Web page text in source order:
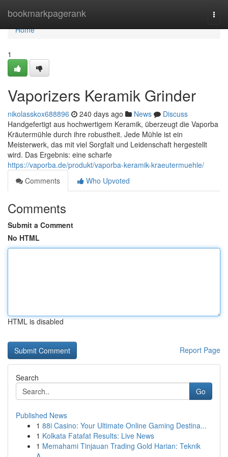
bookmarkpagerank
Home
Home
1
Vaporizers Keramik Grinder
nikolasskox688896 240 days ago News
Discuss
Handgefertigt aus hochwertigem Keramik, überzeugt die Vaporba
Kräutermühle durch ihre robustheit. Jede Mühle ist ein
Meisterwerk, das mit viel Sorgfalt und Leidenschaft hergestellt
wird. Das Ergebnis: eine scharfe
https://vaporba.de/produkt/vaporba-keramik-kraeutermuehle/
Comments
Who Upvoted
Comments
Submit a Comment
No HTML
HTML is disabled
Report Page
Search
Go
Published News
1 88i Casino: Your Ultimate Online Gaming Destina...
1 Kolkata Fatafat Results: Live News
1 Memahami Tinjauan Trading Gold Harian: Teknik